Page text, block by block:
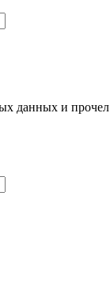
данных и прочел